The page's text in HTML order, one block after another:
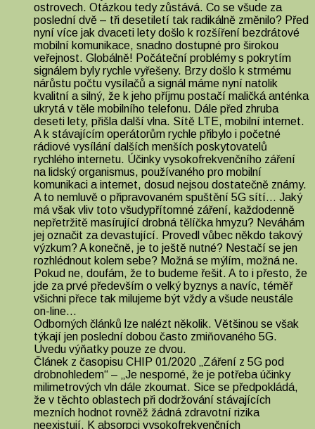
ostrovech. Otázkou tedy zůstává. Co se všude za
poslední dvě – tři desetiletí tak radikálně změnilo? Před
nyní více jak dvaceti lety došlo k rozšíření bezdrátové
mobilní komunikace, snadno dostupné pro širokou
veřejnost. Globálně! Počáteční problémy s pokrytím
signálem byly rychle vyřešeny. Brzy došlo k strmému
nárůstu počtu vysílačů a signál máme nyní natolik
kvalitní a silný, že k jeho příjmu postačí maličká anténka
ukrytá v těle mobilního telefonu. Dále před zhruba
deseti lety, přišla další vlna. Sítě LTE, mobilní internet.
A k stávajícím operátorům rychle přibylo i početné
rádiové vysílání dalších menších poskytovatelů
rychlého internetu. Účinky vysokofrekvenčního záření
na lidský organismus, používaného pro mobilní
komunikaci a internet, dosud nejsou dostatečně známy.
A to nemluvě o připravovaném spuštění 5G sítí… Jaký
má však vliv toto všudypřítomné záření, každodenně
nepřetržitě masírující drobná tělíčka hmyzu? Neváhám
jej označit za devastující. Provedl vůbec někdo takový
výzkum? A konečně, je to ještě nutné? Nestačí se jen
rozhlédnout kolem sebe? Možná se mýlím, možná ne.
Pokud ne, doufám, že to budeme řešit. A to i přesto, že
jde za prvé především o velký byznys a navíc, téměř
všichni přece tak milujeme být vždy a všude neustále
on-line…
Odborných článků lze nalézt několik. Většinou se však
týkají jen poslední dobou často zmiňovaného 5G.
Uvedu výňatky pouze ze dvou.
Článek z časopisu CHIP 01/2020 „Záření z 5G pod
drobnohledem“ – „Je nesporné, že je potřeba účinky
milimetrových vln dále zkoumat. Sice se předpokládá,
že v těchto oblastech při dodržování stávajících
mezních hodnot rovněž žádná zdravotní rizika
neexistují. K absorpci vysokofrekvenčních